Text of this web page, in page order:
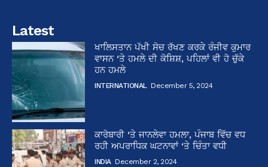
Latest
ਖਾਲਿਸਤਾਨ ਪੱਖੀ ਸੋਚ ਰੱਖਣ ਕਰਕੇ ਰੰਜੀਵ ਕੁਮਾਰ
ਵਾਸਨ ‘ਤੇ ਹਮਲੇ ਦੀ ਕੋਸ਼ਿਸ਼, ਪਹਿਲਾਂ ਵੀ ਹੋ ਚੁੱਕੇ
ਹਨ ਹਮਲੇ
INTERNATIONAL December 5, 2024
ਕਾਰੋਬਾਰੀ ‘ਤੇ ਜਾਨਲੇਵਾ ਹਮਲਾ, ਪੰਜਾਬ ਵਿੱਚ ਵਧ
ਰਹੀ ਅਪਰਾਧਿਕ ਘਟਨਾਵਾਂ ‘ਤੇ ਚਿੰਤਾ ਵਧੀ
INDIA December 2, 2024